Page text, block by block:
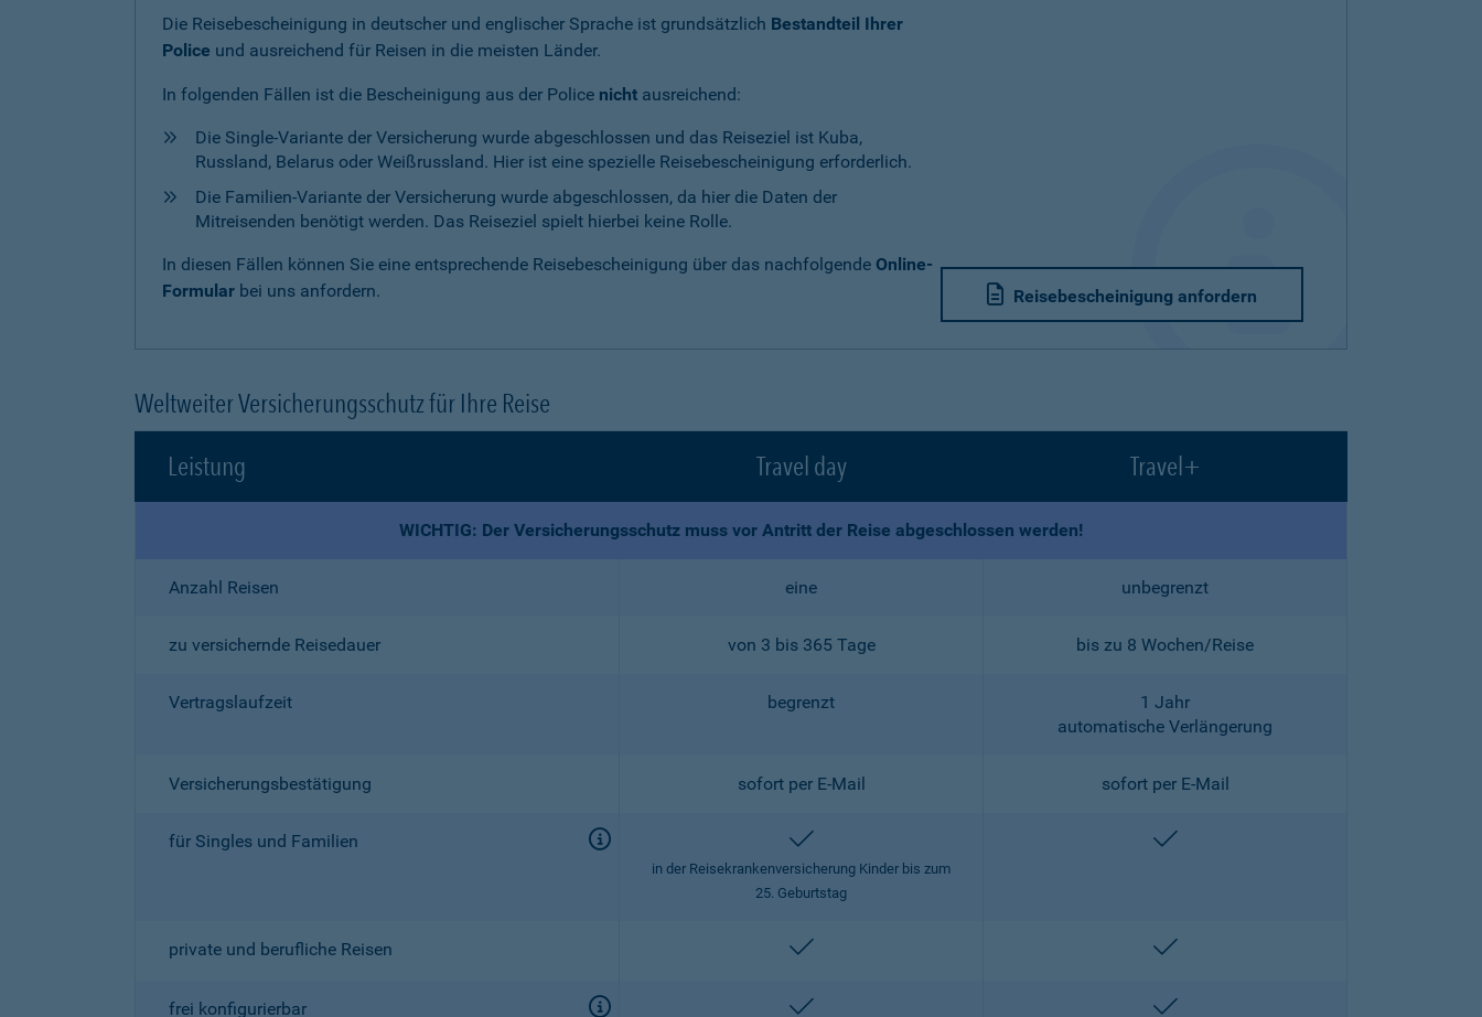
Die Reisebescheinigung in deutscher und englischer Sprache ist grundsätzlich Bestandteil Ihrer
Police und ausreichend für Reisen in die meisten Länder.
In folgenden Fällen ist die Bescheinigung aus der Police nicht ausreichend:
Die Single-Variante der Versicherung wurde abgeschlossen und das Reiseziel ist Kuba,
Russland, Belarus oder Weißrussland. Hier ist eine spezielle Reisebescheinigung erforderlich.
Die Familien-Variante der Versicherung wurde abgeschlossen, da hier die Daten der
Mitreisenden benötigt werden. Das Reiseziel spielt hierbei keine Rolle.
In diesen Fällen können Sie eine entsprechende Reisebescheinigung über das nachfolgende Online-
Formular bei uns anfordern. Reisebescheinigung anfordern
Weltweiter Versicherungsschutz für Ihre Reise
Leistung
Travel day Travel+
WICHTIG: Der Versicherungsschutz muss vor Antritt der Reise abgeschlossen werden!
Anzahl Reisen eine unbegrenzt
zu versichernde Reisedauer von 3 bis 365 Tage bis zu 8 Wochen/Reise
Vertragslaufzeit begrenzt
1 Jahr
automatische Verlängerung
Versicherungsbestätigung sofort per E-Mail sofort per E-Mail
für Singles und Familien enthalten
in der Reisekrankenversicherung Kinder bis zum
25. Geburtstag
enthalten
private und berufliche Reisen enthalten enthalten
frei konfigurierbar enthalten enthalten